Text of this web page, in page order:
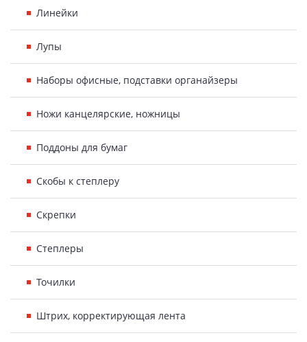
Линейки
Лупы
Наборы офисные, подставки органайзеры
Ножи канцелярские, ножницы
Поддоны для бумаг
Скобы к степлеру
Скрепки
Степлеры
Точилки
Штрих, корректирующая лента